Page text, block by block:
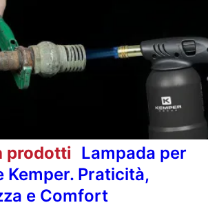
prodotti Lampada per
Kemper. Praticità,
e Comfort